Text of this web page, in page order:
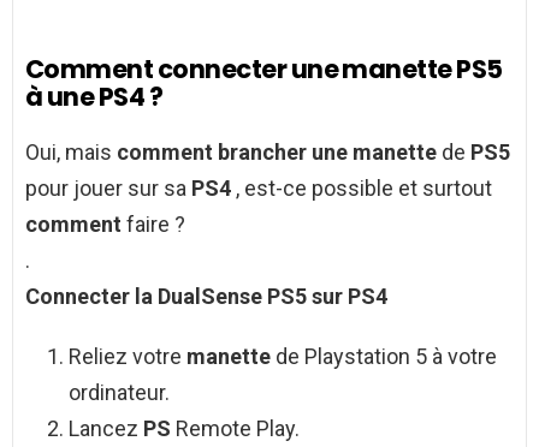
Comment connecter une manette PS5
à une PS4 ?
Oui, mais comment brancher une manette de PS5
pour jouer sur sa PS4 , est-ce possible et surtout
comment faire ?
.
Connecter la DualSense PS5sur PS4
Reliez votre manette de Playstation 5 à votre
ordinateur.
Lancez PS Remote Play.